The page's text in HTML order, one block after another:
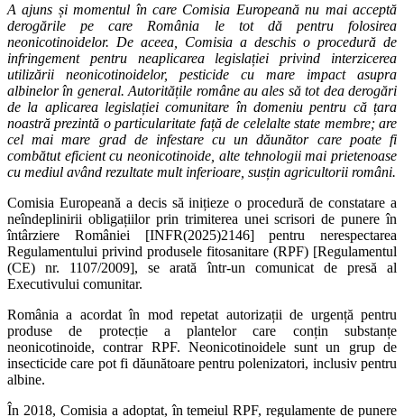
A ajuns și momentul în care Comisia Europeană nu mai acceptă
derogările pe care România le tot dă pentru folosirea
neonicotinoidelor. De aceea, Comisia a deschis o procedură de
infringement pentru neaplicarea legislației privind interzicerea
utilizării neonicotinoidelor, pesticide cu mare impact asupra
albinelor în general. Autoritățile române au ales să tot dea derogări
de la aplicarea legislației comunitare în domeniu pentru că țara
noastră prezintă o particularitate față de celelalte state membre; are
cel mai mare grad de infestare cu un dăunător care poate fi
combătut eficient cu neonicotinoide, alte tehnologii mai prietenoase
cu mediul având rezultate mult inferioare, susțin agricultorii români.
Comisia Europeană a decis să inițieze o procedură de constatare a
neîndeplinirii obligațiilor prin trimiterea unei scrisori de punere în
întârziere României [INFR(2025)2146] pentru nerespectarea
Regulamentului privind produsele fitosanitare (RPF) [Regulamentul
(CE) nr. 1107/2009], se arată într-un comunicat de presă al
Executivului comunitar.
România a acordat în mod repetat autorizații de urgență pentru
produse de protecție a plantelor care conțin substanțe
neonicotinoide, contrar RPF. Neonicotinoidele sunt un grup de
insecticide care pot fi dăunătoare pentru polenizatori, inclusiv pentru
albine.
În 2018, Comisia a adoptat, în temeiul RPF, regulamente de punere